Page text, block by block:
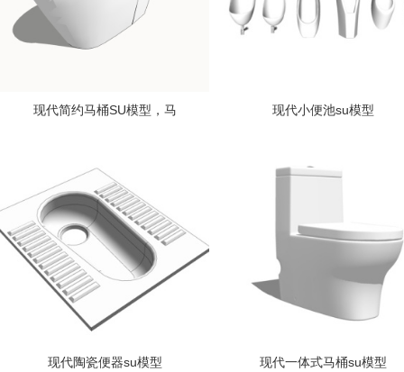
现代简约马桶SU模型，马 现代小便池su模型
现代陶瓷便器su模型 现代一体式马桶su模型